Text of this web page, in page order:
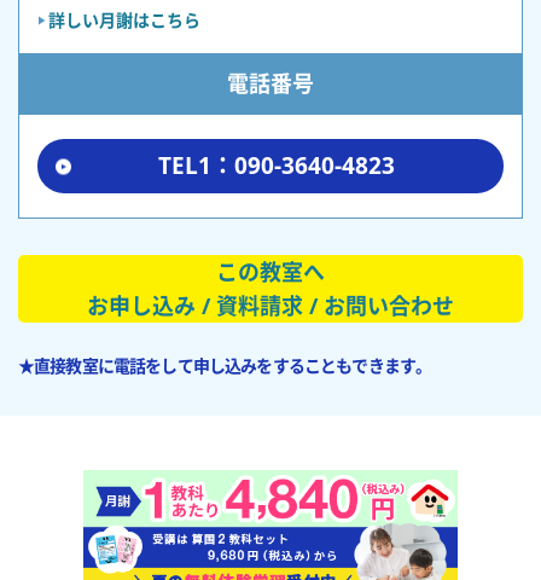
詳しい月謝はこちら
電話番号
TEL1：090-3640-4823
この教室へ
お申し込み / 資料請求 / お問い合わせ
★直接教室に電話をして申し込みをすることもできます。